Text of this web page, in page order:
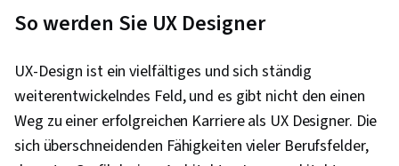
So werden Sie UX Designer
UX-Design ist ein vielfältiges und sich ständig
weiterentwickelndes Feld, und es gibt nicht den einen
Weg zu einer erfolgreichen Karriere als UX Designer. Die
sich überschneidenden Fähigkeiten vieler Berufsfelder,